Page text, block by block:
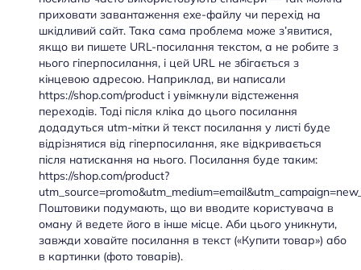
приховати завантаження exe-файлу чи перехід на
шкідливий сайт. Така сама проблема може з’явитися,
якщо ви пишете URL-посилання текстом, а не робите з
нього гіперпосилання, і цей URL не збігається з
кінцевою адресою. Наприклад, ви написали
https://shop.com/product і увімкнули відстеження
переходів. Тоді після кліка до цього посилання
додадуться utm-мітки й текст посилання у листі буде
відрізнятися від гіперпосилання, яке відкривається
після натискання на нього. Посилання буде таким:
https://shop.com/product?
Поштовики подумають, що ви вводите користувача в
оману й ведете його в інше місце. Аби цього уникнути,
завжди ховайте посилання в текст («Купити товар») або
в картинки (фото товарів).